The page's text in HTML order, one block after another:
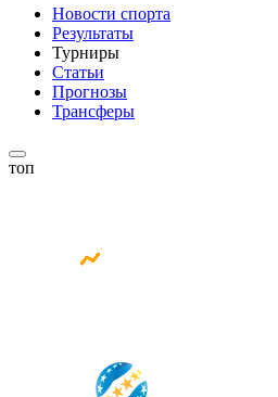
Новости спорта
Результаты
Турниры
Статьи
Прогнозы
Трансферы
топ